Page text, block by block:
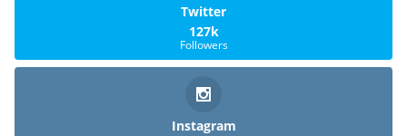
Twitter
127k
Followers
Instagram